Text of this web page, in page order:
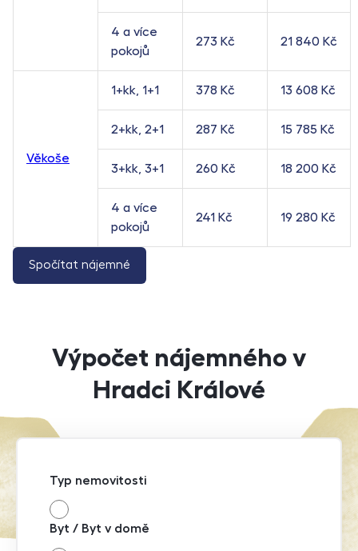
4 a více
pokojů
273 Kč 21 840 Kč
Věkoše
1+kk, 1+1 378 Kč 13 608 Kč
2+kk, 2+1 287 Kč 15 785 Kč
3+kk, 3+1 260 Kč 18 200 Kč
4 a více
pokojů
241 Kč 19 280 Kč
Spočítat nájemné
Výpočet nájemného v
Hradci Králové
Typ nemovitosti
Byt / Byt v domě